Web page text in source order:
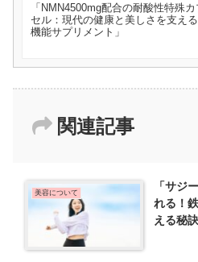
「NMN4500mg配合の耐酸性特殊カ
セル：現代の健康と美しさを支え
機能サプリメント」
関連記事
美容について
「サジ
れる！
える秘訣